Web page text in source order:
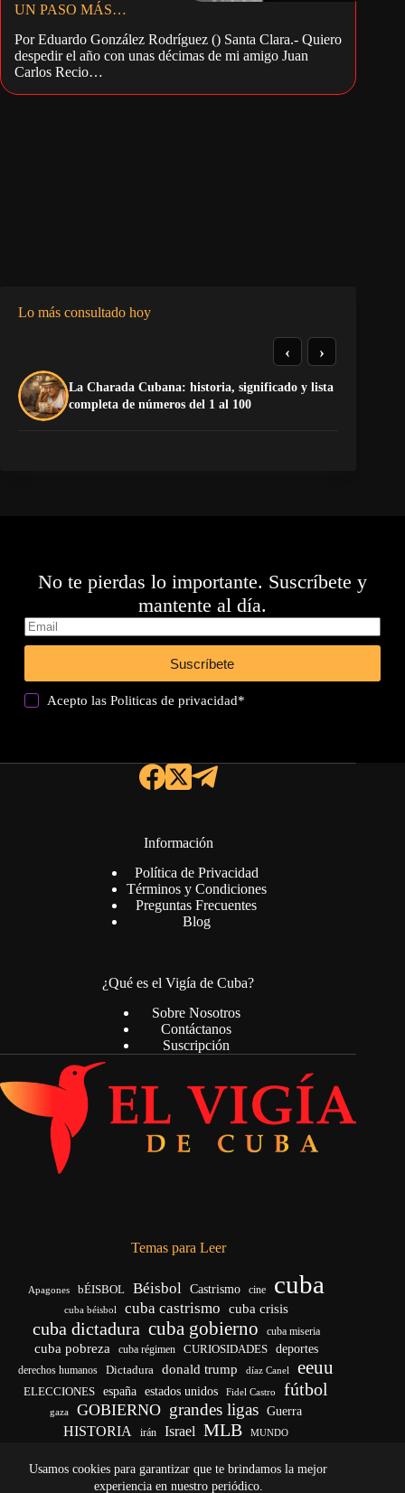
Usamos cookies para garantizar que te brindamos la mejor
experiencia en nuestro periódico.
UN PASO MÁS…
Por Eduardo González Rodríguez () Santa Clara.- Quiero
despedir el año con unas décimas de mi amigo Juan
Carlos Recio…
Lo más consultado hoy
La Charada Cubana: historia, significado y lista
completa de números del 1 al 100
‹ ›
No te pierdas lo importante. Suscríbete y
mantente al día.
Suscríbete
Acepto lasPoliticas de privacidad*
Información
Política de Privacidad
Términos y Condiciones
Preguntas Frecuentes
Blog
¿Qué es el Vigía de Cuba?
Sobre Nosotros
Contáctanos
Suscripción
Temas para Leer
Apagones bÉISBOL Béisbol Castrismo cine cuba
cuba béisbol cuba castrismo cuba crisis
cuba dictadura cuba gobierno cuba miseria
cuba pobreza cuba régimen CURIOSIDADES deportes
derechos humanos Dictadura donald trump díaz Canel eeuu
ELECCIONES españa estados unidos Fidel Castro fútbol
gaza GOBIERNO grandes ligas Guerra
HISTORIA irán Israel MLB MUNDO
Rusia
régimen cubano Trump Ucrania venezuela vida yankees